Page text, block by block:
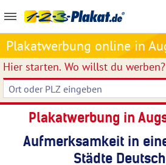
Plakatwerbung online in
Hier starten. Wo willst du werben?
Plakatwerbung in
Aufmerksamkeit in
Städte